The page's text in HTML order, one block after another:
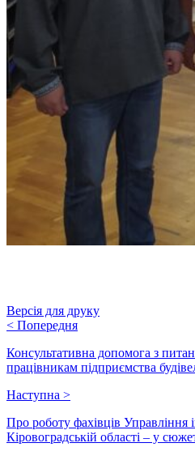
Версія для друку
< Попередня
Консультативна допомога з
працівникам підприємства
Наступна >
Про роботу фахівців Управління
Кіровоградській області – у